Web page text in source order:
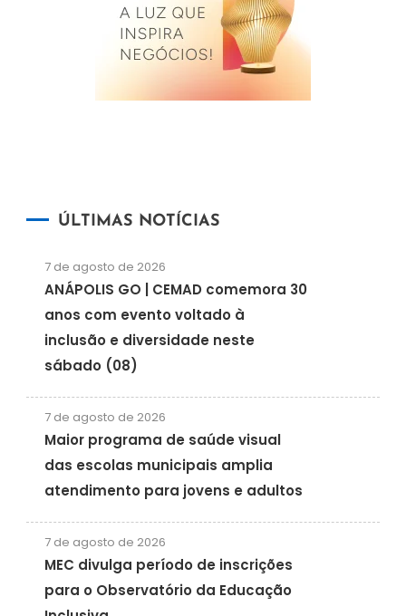
ÚLTIMAS NOTÍCIAS
7 de agosto de 2026
ANÁPOLIS GO | CEMAD comemora 30
anos com evento voltado à
inclusão e diversidade neste
sábado (08)
7 de agosto de 2026
Maior programa de saúde visual
das escolas municipais amplia
atendimento para jovens e adultos
7 de agosto de 2026
MEC divulga período de inscrições
para o Observatório da Educação